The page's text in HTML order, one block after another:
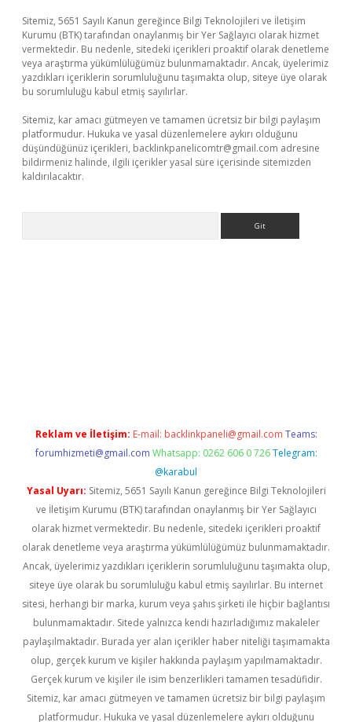
Sitemiz, 5651 Sayılı Kanun gereğince Bilgi Teknolojileri ve İletişim
Kurumu (BTK) tarafından onaylanmış bir Yer Sağlayıcı olarak hizmet
vermektedir. Bu nedenle, sitedeki içerikleri proaktif olarak denetleme
veya araştırma yükümlülüğümüz bulunmamaktadır. Ancak, üyelerimiz
yazdıkları içeriklerin sorumluluğunu taşımakta olup, siteye üye olarak
bu sorumluluğu kabul etmiş sayılırlar.
Sitemiz, kar amacı gütmeyen ve tamamen ücretsiz bir bilgi paylaşım
platformudur. Hukuka ve yasal düzenlemelere aykırı olduğunu
düşündüğünüz içerikleri, backlinkpanelicomtr@gmail.com adresine
bildirmeniz halinde, ilgili içerikler yasal süre içerisinde sitemizden
kaldırılacaktır.
Reklam ve İletişim: E-mail: backlinkpaneli@gmail.com Teams:
forumhizmeti@gmail.com Whatsapp: 0262 606 0 726 Telegram:
@karabul
Yasal Uyarı: Sitemiz, 5651 Sayılı Kanun gereğince Bilgi Teknolojileri
ve İletişim Kurumu (BTK) tarafından onaylanmış bir Yer Sağlayıcı
olarak hizmet vermektedir. Bu nedenle, sitedeki içerikleri proaktif
olarak denetleme veya araştırma yükümlülüğümüz bulunmamaktadır.
Ancak, üyelerimiz yazdıkları içeriklerin sorumluluğunu taşımakta olup,
siteye üye olarak bu sorumluluğu kabul etmiş sayılırlar. Bu internet
sitesi, herhangi bir marka, kurum veya şahıs şirketi ile hiçbir bağlantısı
bulunmamaktadır. Sitede yalnızca kendi hazırladığımız makaleler
paylaşılmaktadır. Burada yer alan içerikler haber niteliği taşımamakta
olup, gerçek kurum ve kişiler hakkında paylaşım yapılmamaktadır.
Gerçek kurum ve kişiler ile isim benzerlikleri tamamen tesadüfidir.
Sitemiz, kar amacı gütmeyen ve tamamen ücretsiz bir bilgi paylaşım
platformudur. Hukuka ve yasal düzenlemelere aykırı olduğunu